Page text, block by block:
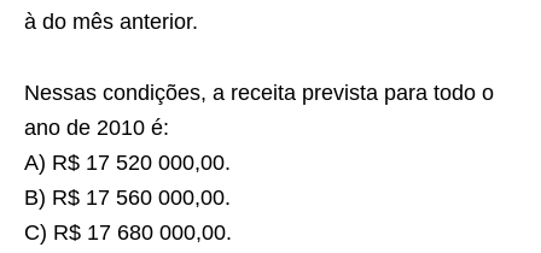
à do mês anterior.
Nessas condições, a receita prevista para todo o
ano de 2010 é:
A) R$ 17 520 000,00.
B) R$ 17 560 000,00.
C) R$ 17 680 000,00.